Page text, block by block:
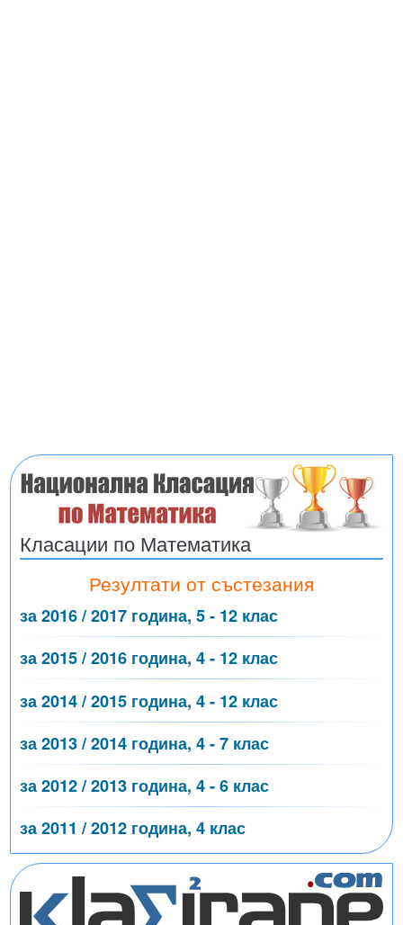
Класации по Математика
Резултати от състезания
за 2016 / 2017 година, 5 - 12 клас
за 2015 / 2016 година, 4 - 12 клас
за 2014 / 2015 година, 4 - 12 клас
за 2013 / 2014 година, 4 - 7 клас
за 2012 / 2013 година, 4 - 6 клас
за 2011 / 2012 година, 4 клас